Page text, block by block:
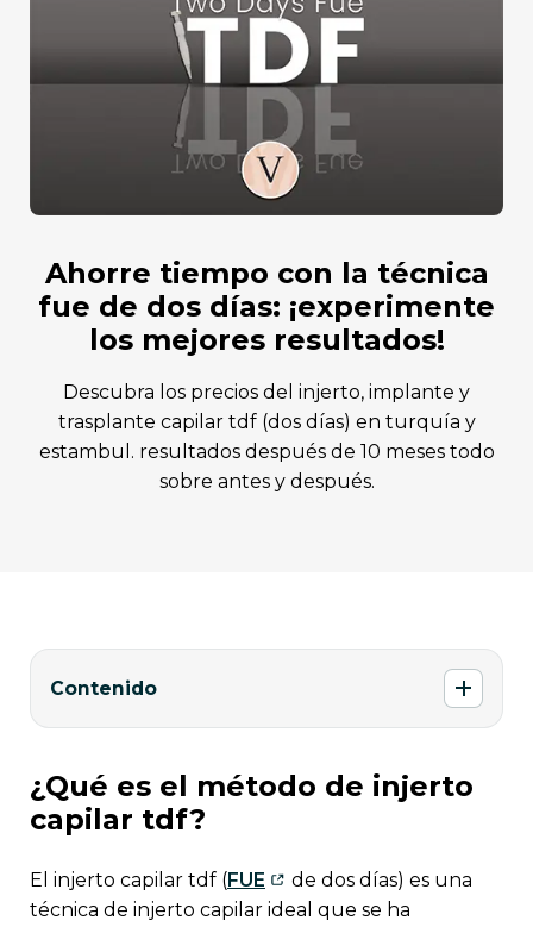
ahorre tiempo con la técnica
fue de dos días: ¡experimente
los mejores resultados!
descubra los precios del injerto, implante y
trasplante capilar tdf (dos días) en turquía y
estambul. resultados después de 10 meses todo
sobre antes y después.
Contenido
¿qué es el método de injerto
capilar tdf?
el injerto capilar tdf (FUE
de dos días) es una
técnica de injerto capilar ideal que se ha